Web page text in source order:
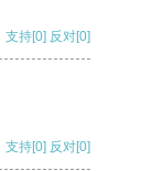
支持[0] 反对[0]
支持[0] 反对[0]